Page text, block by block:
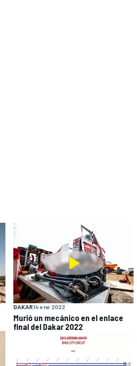
DAKAR14 ene 2022
Murió un mecánico en el enlace
final del Dakar 2022